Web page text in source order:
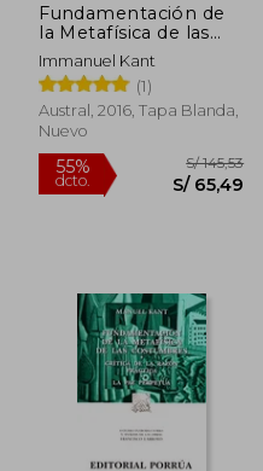
55%
dcto.
S/ 201,30
S/ 90,59
Fundamentación de
la Metafísica de las
Costumbres
Immanuel Kant
(1)
Austral, 2016, Tapa Blanda,
Nuevo